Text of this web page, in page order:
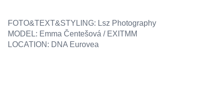
FOTO&TEXT&STYLING: Lsz Photography
MODEL: Emma Čentešová / EXITMM
LOCATION: DNA Eurovea